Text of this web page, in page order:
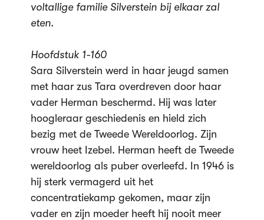
voltallige familie Silverstein bij elkaar zal
eten.
Hoofdstuk 1-160
Sara Silverstein werd in haar jeugd samen
met haar zus Tara overdreven door haar
vader Herman beschermd. Hij was later
hoogleraar geschiedenis en hield zich
bezig met de Tweede Wereldoorlog. Zijn
vrouw heet Izebel. Herman heeft de Tweede
wereldoorlog als puber overleefd. In 1946 is
hij sterk vermagerd uit het
concentratiekamp gekomen, maar zijn
vader en zijn moeder heeft hij nooit meer